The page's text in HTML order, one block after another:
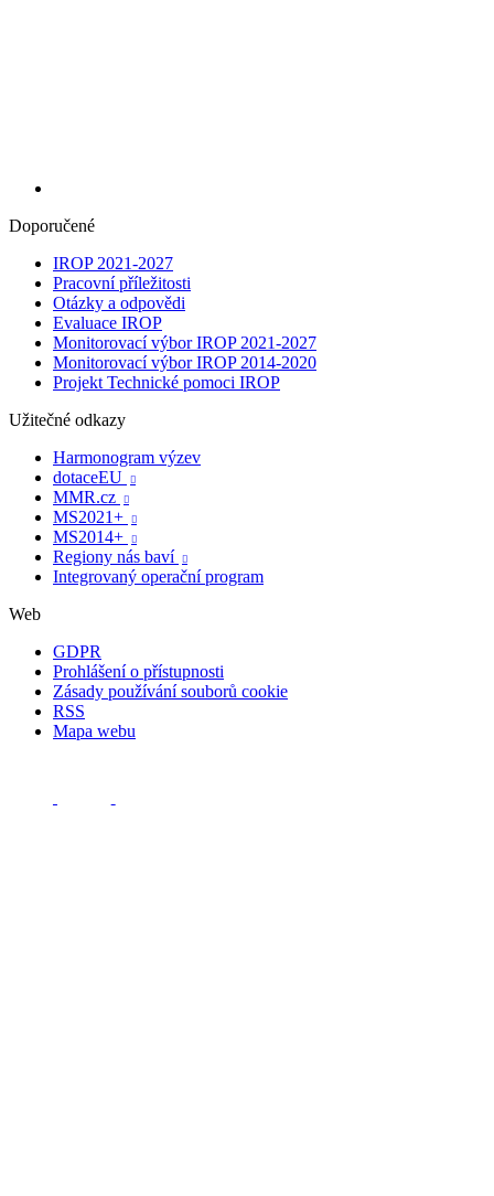
Doporučené
IROP 2021-2027
Pracovní příležitosti
Otázky a odpovědi
Evaluace IROP
Monitorovací výbor IROP 2021-2027
Monitorovací výbor IROP 2014-2020
Projekt Technické pomoci IROP
Užitečné odkazy
Harmonogram výzev
dotaceEU

MMR.cz 
MS2021+ 
MS2014+ 
Regiony nás baví 
Integrovaný operační program
Web
GDPR
Prohlášení o přístupnosti
Zásady používání souborů cookie
RSS
Mapa webu